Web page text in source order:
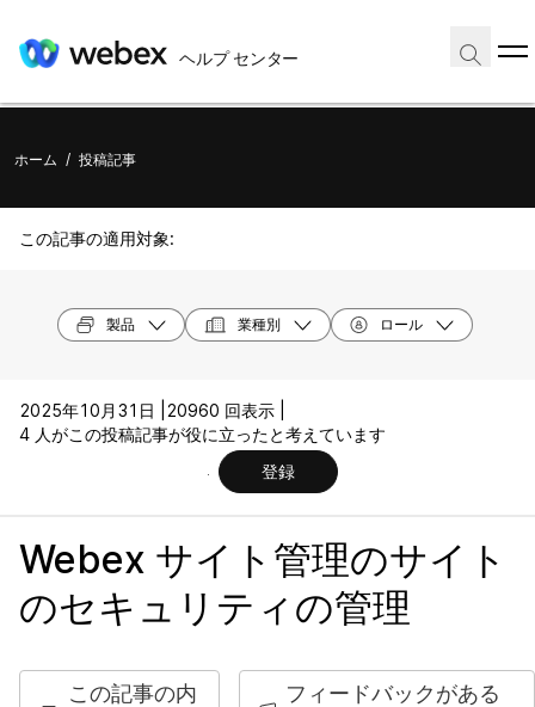
ヘルプ センター
ホーム / 投稿記事
この記事の適用対象:
製品 業種別 ロール
2025年10月31日 |
20960 回表示 |
4 人がこの投稿記事が役に立ったと考えています
登録
Webex サイト管理のサイト
のセキュリティの管理
この記事の内
フィードバックがある